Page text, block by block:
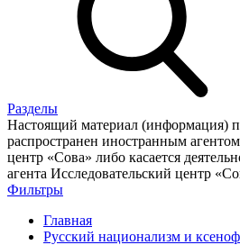
Разделы
Настоящий материал (информация)
распространен иностранным
центр «Сова» либо касается
агента Исследовательский центр
Фильтры
Главная
Русский национализм и